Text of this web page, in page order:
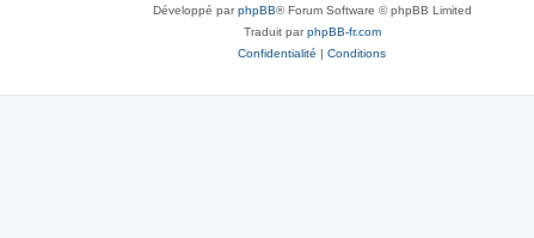
Développé parphpBB® Forum Software © phpBB Limited
Traduit parphpBB-fr.com
Confidentialité | Conditions